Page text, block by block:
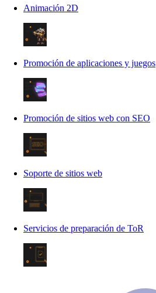
Animación 2D
Promoción de aplicaciones y juegos
Promoción de sitios web con SEO
Soporte de sitios web
Servicios de preparación de ToR